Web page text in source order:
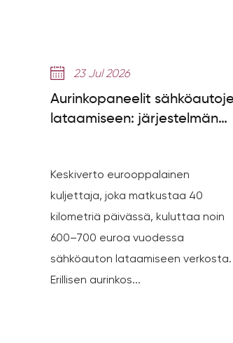
23 Jul 2026
Aurinkopaneelit
lataamiseen: järjestelmän
Keskiverto eurooppalainen
kuljettaja, joka matkustaa 40
kilometriä päivässä, kuluttaa noin
600–700 euroa vuodessa
sähköauton lataamiseen verkosta.
Erillisen aurinkos...